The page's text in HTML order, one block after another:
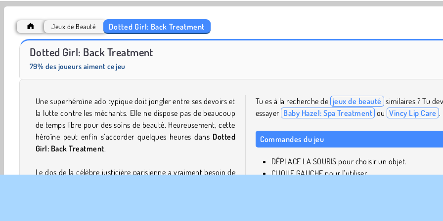
Let's Fish!
Jeux de Beauté Dotted Girl: Back Treatment
Dotted Girl: Back Treatment
79% des joueurs aiment ce jeu
Une superhéroïne ado typique doit jongler entre ses devoirs et
la lutte contre les méchants. Elle ne dispose pas de beaucoup
de temps libre pour des soins de beauté. Heureusement, cette
héroïne peut enfin s’accorder quelques heures dans Dotted
Girl: Back Treatment.
Le dos de la célèbre justicière parisienne a vraiment besoin de
Tu es à la recherche de jeux de beauté similaires ? Tu
essayer Baby Hazel: Spa Treatment ou Vincy Lip Care .
Commandes du jeu
DÉPLACE LA SOURIS pour choisir un objet.
CLIQUE GAUCHE pour l’utiliser.